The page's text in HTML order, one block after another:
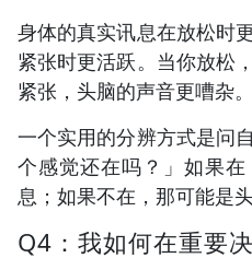
身体的真实讯息在放松时
紧张时更活跃。当你放松
紧张，头脑的声音更嘈杂。
一个实用的分辨方式是问
个感觉还在吗？」如果
息；如果不在，那可能是头
Q4：我如何在重要